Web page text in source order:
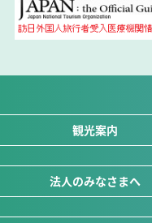
観光案内
法人のみなさまへ